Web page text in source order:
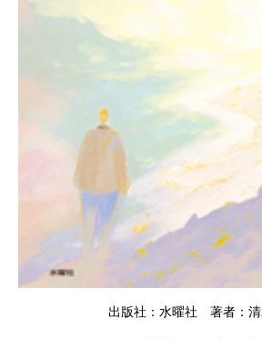
出版社：水曜社 著者：